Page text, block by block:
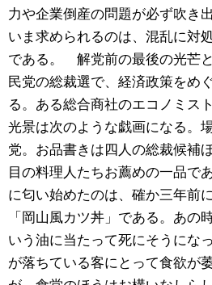
力や企業倒産の問題が必ず吹き
いま求められるのは、混乱に対
である。 解党前の最後の光芒
民党の総裁選で、経済政策をめ
る。ある総合商社のエコノミス
光景は次のような戯画になる。
党。お品書きは四人の総裁候補
目の料理人たちお薦めの一品
に匂い始めたのは、確か三年前
「岡山風カツ丼」である。あの
いう油に当たって死にそうにな
が落ちている客にとって食欲が